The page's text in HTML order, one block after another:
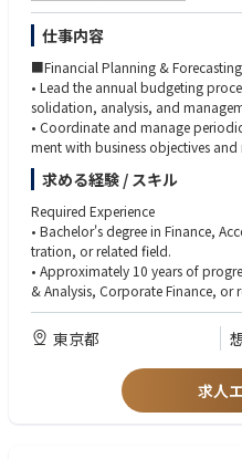
仕事内容
■Financial Planning & Forecasting
• Lead the annual budgeting
solidation, analysis, and
• Coordinate and manage
ment with business objectives
• Prepare and deliver financial
regional leadership teams.
• Develop long-term financial
■Financial Performance
• Lead Monthly Business Review
rship.
• Analyze monthly financial
sks, opportunities, and corrective
• Monitor and review sales
- Pricing performance
- Foreign exchange (FX) impacts
求める経験 / スキル
Required Experience
• Bachelor's degree in Finance,
tration, or related field.
• Approximately 10 years of
& Analysis, Corporate Finance, or
• Strong experience in
nd financial analysis.
• Experience supporting senior
ultinational environment.
• Solid understanding of financial
eet, and Cash Flow.
東京都
求人